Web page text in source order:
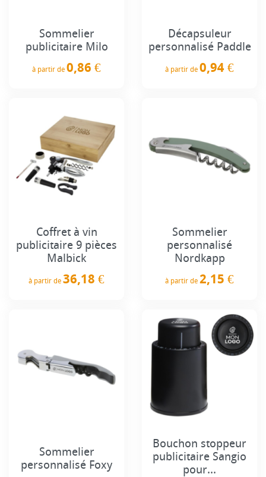
Sommelier
publicitaire Milo
à partir de 0,86 €
Décapsuleur
personnalisé Paddle
à partir de 0,94 €
Coffret à vin
publicitaire 9 pièces
Malbick
à partir de 36,18 €
Sommelier
personnalisé
Nordkapp
à partir de 2,15 €
Sommelier
personnalisé Foxy
Bouchon stoppeur
publicitaire Sangio
pour...